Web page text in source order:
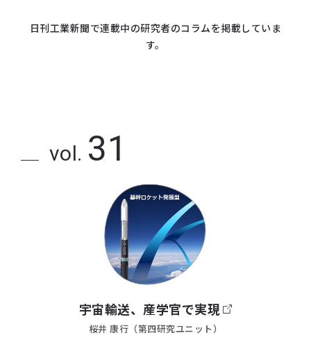
日刊工業新聞で連載中の研究者のコラムを掲載していま
す。
宇宙輸送、産学官で実現
vol. 31
桜井 康行（第四研究ユニット）